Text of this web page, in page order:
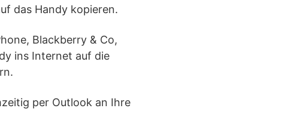
das Handy kopieren.
Blackberry & Co,
ins Internet auf die
per Outlook an Ihre